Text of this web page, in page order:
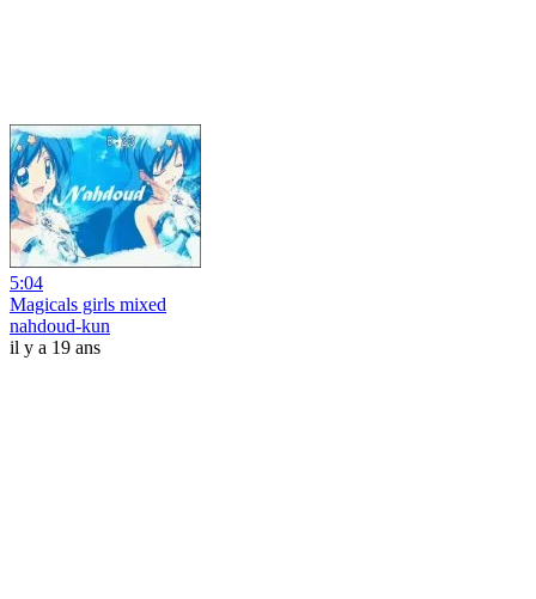
5:04
Magicals girls mixed
nahdoud-kun
il y a 19 ans